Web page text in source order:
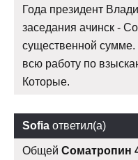
Года президент
заседания ачинск -
существенной
всю работу по
Которые.
Sofia ответил(а)
Общей Cоматропин